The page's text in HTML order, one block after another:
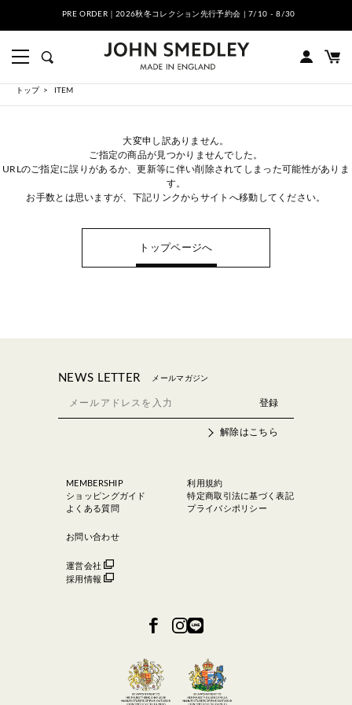
PRE ORDER｜2026秋冬コレクション先行予約会 | 7/10 - 8/30
トップ ITEM
大変申し訳ありません。
ご指定の商品が見つかりませんでした。
URLのご指定に誤りがあるか、更新等に伴い削除されてしまった可能性がありま
す。
お手数とは思いますが、下記リンクからサイトへ移動してください。
トップページへ
NEWS LETTER メールマガジン
解除はこちら
MEMBERSHIP
ショッピングガイド
よくある質問
お問い合わせ
運営会社
採用情報
利用規約
特定商取引法に基づく表記
プライバシポリシー